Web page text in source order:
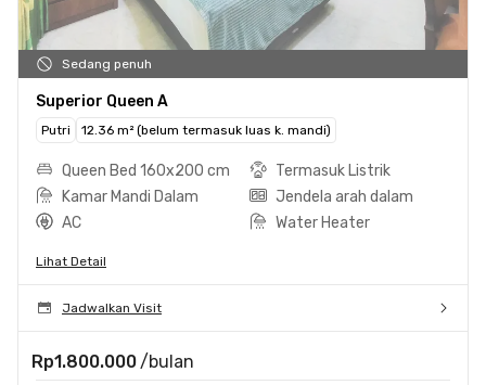
Sedang penuh
Superior Queen A
Putri 12.36 m² (belum termasuk luas k. mandi)
Queen Bed 160x200 cm
Termasuk Listrik
Kamar Mandi Dalam
Jendela arah dalam
AC
Water Heater
Lihat Detail
Jadwalkan Visit
Rp1.800.000 /bulan